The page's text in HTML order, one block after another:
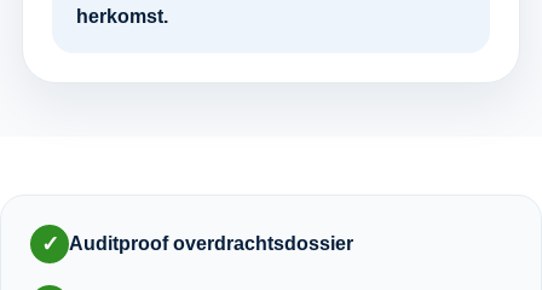
herkomst.
✓ Auditproof overdrachtsdossier